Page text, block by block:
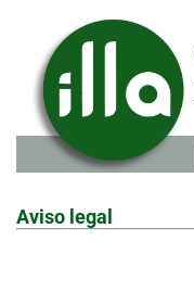
Aviso legal